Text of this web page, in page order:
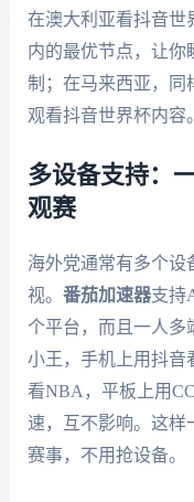
在澳大利亚看抖音世
内的最优节点，让你
制；在马来西亚，同
观看抖音世界杯内容。
多设备支持：
观赛
海外党通常有多个
视。 番茄加速器支持
个平台，而且一人多
小王，手机上用抖音
看NBA，平板上用
速，互不影响。这样
赛事，不用抢设备。